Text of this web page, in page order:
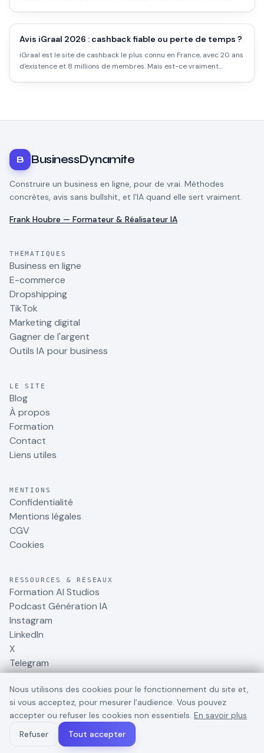
Avis iGraal 2026 : cashback fiable ou perte de temps ?
iGraal est le site de cashback le plus connu en France, avec 20 ans
d'existence et 8 millions de membres. Mais est-ce vraiment
B BusinessDynamite
Construire un business en ligne, pour de vrai. Méthodes
concrètes, avis sans bullshit, et l'IA quand elle sert vraiment.
Frank Houbre — Formateur & Réalisateur IA
THÉMATIQUES
Business en ligne
E-commerce
Dropshipping
TikTok
Marketing digital
Gagner de l'argent
Outils IA pour business
LE SITE
Blog
À propos
Formation
Contact
Liens utiles
MENTIONS
Confidentialité
Mentions légales
CGV
Cookies
RESSOURCES & RÉSEAUX
Formation AI Studios
Podcast Génération IA
Instagram
LinkedIn
X
Telegram
©2026BusinessDynamite
Nous utilisons des cookies pour le fonctionnement du site et,
si vous acceptez, pour mesurer l'audience. Vous pouvez
accepter ou refuser les cookies non essentiels. En savoir plus
Refuser
Tout accepter